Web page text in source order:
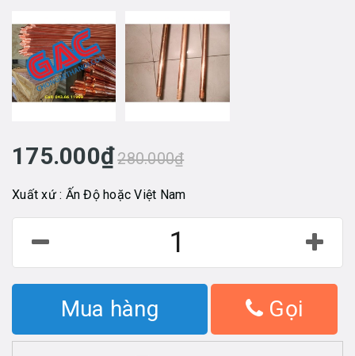
175.000₫280.000₫
Xuất xứ : Ấn Độ hoặc Việt Nam
Mua hàng Gọi